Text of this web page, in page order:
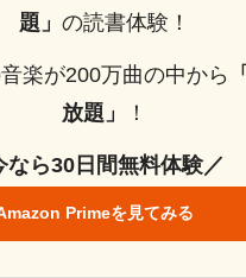
題」の読書体験！
楽が200万曲の中から
放題」
！
なら30日間無料体験／
Primeを見てみる